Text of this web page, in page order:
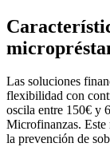
Las soluciones
flexibilidad con
oscila entre 150€ y
Microfinanzas. Este
la prevención de